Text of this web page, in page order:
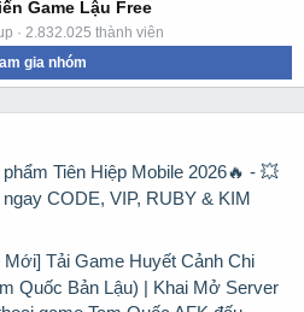
Game Lậu Free
· 2.832.025 thành viên
gia nhóm
phẩm Tiên Hiệp Mobile 2026🔥 - 💥
CODE, VIP, RUBY & KIM
Mới] Tải Game Huyết Cảnh Chi
Quốc Bản Lậu) | Khai Mở Server